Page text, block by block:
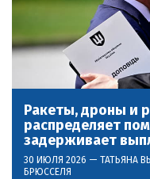
Ракеты, дроны и
распределяет
задерживает
30 ИЮЛЯ 2026 — ТАТЬЯНА
БРЮССЕЛЯ